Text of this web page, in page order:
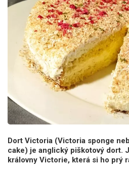
Dort Victoria (Victoria sponge
cake) je anglický piškotový dort.
královny Victorie, která si ho prý